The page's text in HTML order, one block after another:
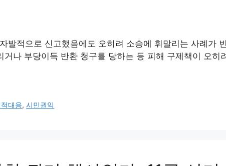
발적으로 신고했음에도 오히려 소송에 휘말리는 사례가
나 부당이득 반환 청구를 당하는 등 피해 구제책이 오히
대응,시민권익